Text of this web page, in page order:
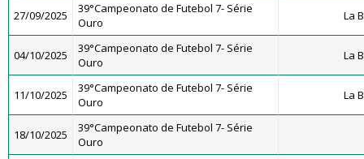
27/09/2025
39°Campeonato de Futebol 7- Série
Ouro
La
04/10/2025
39°Campeonato de Futebol 7- Série
Ouro
La
11/10/2025
39°Campeonato de Futebol 7- Série
Ouro
La
18/10/2025
39°Campeonato de Futebol 7- Série
Ouro